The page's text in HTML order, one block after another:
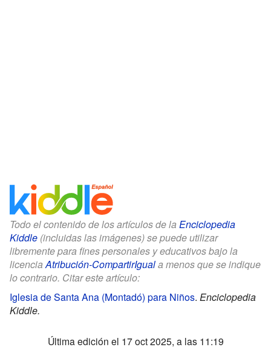
Todo el contenido de los artículos de la Enciclopedia
Kiddle (incluidas las imágenes) se puede utilizar
libremente para fines personales y educativos bajo la
licenciaAtribución-CompartirIguala menos que se indique
lo contrario. Citar este artículo:
Iglesia de Santa Ana (Montadó) para Niños. Enciclopedia
Kiddle.
Última edición el 17 oct 2025, a las 11:19